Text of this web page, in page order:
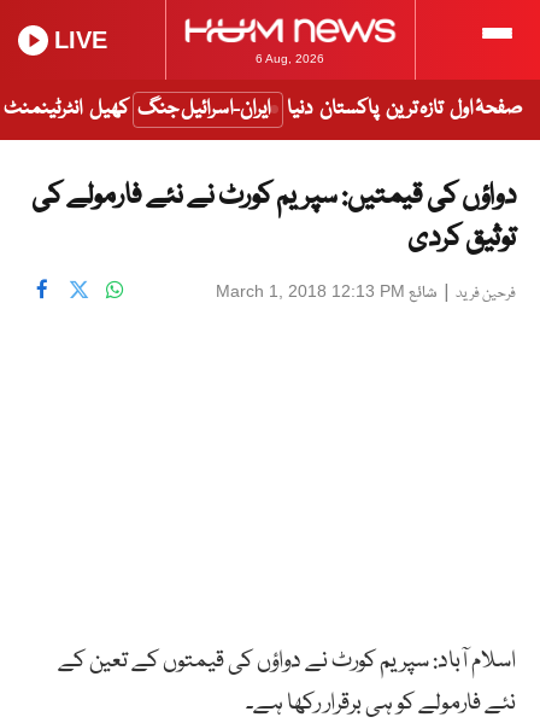
6 Aug, 2026
LIVE
صفحۂ اول تازہ ترین پاکستان دنیا ایران-اسرائیل جنگ کھیل انٹرٹینمنٹ
دواؤں کی قیمتیں: سپریم کورٹ نے نئے فارمولے کی
توثیق کردی
فرحین فرید | شائع March 1, 2018 12:13 PM
اسلام آباد: سپریم کورٹ نے دواؤں کی قیمتوں کے تعین کے
نئے فارمولے کو ہی برقرار رکھا ہے۔